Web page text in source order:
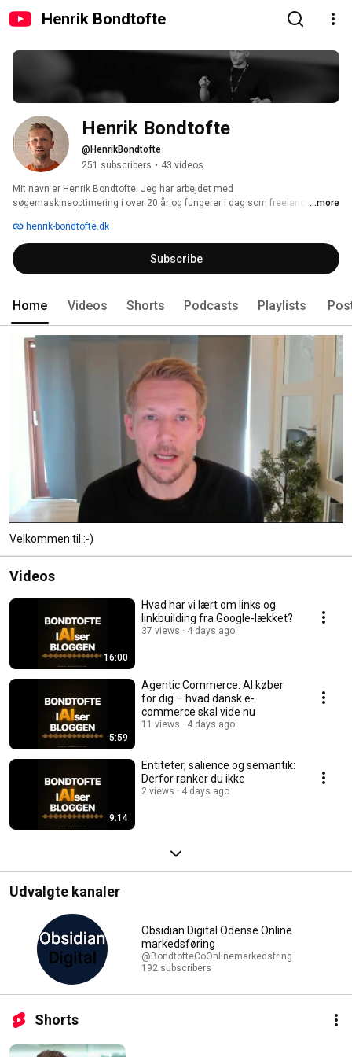
Henrik Bondtofte
Henrik Bondtofte
@HenrikBondtofte
251 subscribers • 43 videos
Mit navn er Henrik Bondtofte. Jeg har arbejdet med
søgemaskineoptimering i over 20 år og fungerer i dag som freelance SEO
det mig, du skal tage fat i.
...more
henrik-bondtofte.dk
Subscribe
Home Videos Shorts Podcasts Playlists
Velkommen til :-)
Videos
16:00
Hvad har vi lært om links og
linkbuilding fra Google-lækket?
37 views 4 days ago
5:59
Agentic Commerce: AI køber
for dig – hvad dansk e-
commerce skal vide nu
11 views 4 days ago
9:14
Entiteter, salience og semantik:
Derfor ranker du ikke
2 views 4 days ago
Udvalgte kanaler
Obsidian Digital Odense Online
markedsføring
@BondtofteCoOnlinemarkedsfring
192 subscribers
Shorts